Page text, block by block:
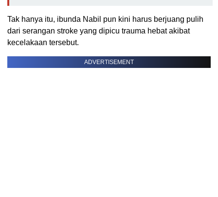
Tak hanya itu, ibunda Nabil pun kini harus berjuang pulih
dari serangan stroke yang dipicu trauma hebat akibat
kecelakaan tersebut.
ADVERTISEMENT